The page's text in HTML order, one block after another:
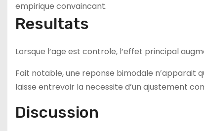
empirique convaincant.
Resultats
Lorsque l’age est controle, l’effet principal
Fait notable, une reponse bimodale n’apparait
laisse entrevoir la necessite d’un ajustement
Discussion